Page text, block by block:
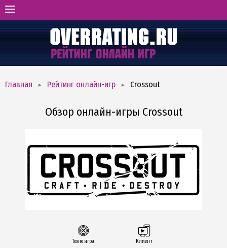
РЕЙТИНГ ОНЛАЙН-ИГР
ВИДЫ И ЖАНРЫ
БОНУСХАНТИНГ
Главная Рейтинг онлайн-игр Crossout
Обзор онлайн-игры Crossout
Техно игра Клиент